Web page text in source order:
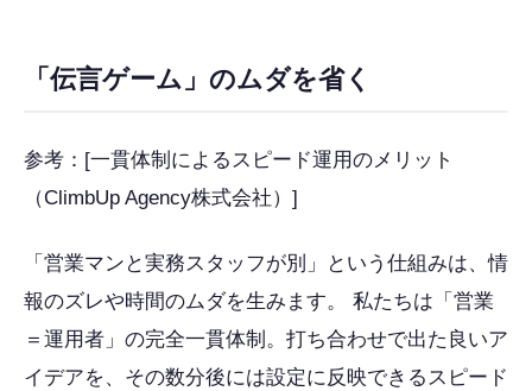
「伝言ゲーム」のムダを省く
参考：[一貫体制によるスピード運用のメリット
（ClimbUp Agency株式会社）]
「営業マンと実務スタッフが別」という仕組みは、情
報のズレや時間のムダを生みます。 私たちは「営業
＝運用者」の完全一貫体制。打ち合わせで出た良いア
イデアを、その数分後には設定に反映できるスピード